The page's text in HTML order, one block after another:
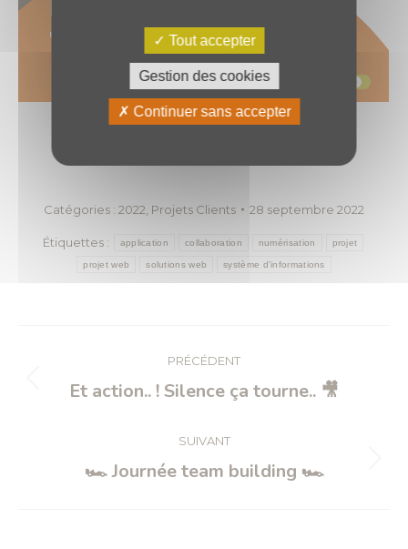
Catégories : 2022, Projets Clients 28 septembre 2022
Étiquettes : application collaboration numérisation projet
projet web solutions web système d'informations
PRÉCÉDENT
Article
:
Et action.. ! Silence ça tourne.. 🎥
SUIVANT
Article
🏎️ Journée team building 🏎️
Tout accepter
Gestion des cookies
Continuer sans accepter